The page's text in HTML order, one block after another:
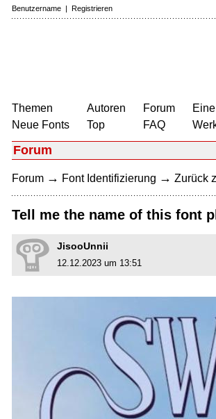
Benutzername | Registrieren
Themen
Neue Fonts
Autoren
Top
Forum
FAQ
Forum
Forum → Font Identifizierung → Zurück
Tell me the name of this font
JisooUnnii
12.12.2023 um 13:51